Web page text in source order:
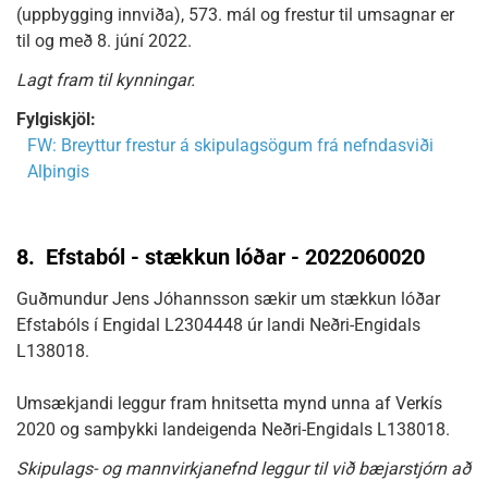
(uppbygging innviða), 573. mál og frestur til umsagnar er
til og með 8. júní 2022.
Lagt fram til kynningar.
Fylgiskjöl:
FW: Breyttur frestur á skipulagsögum frá nefndasviði
Alþingis
8. Efstaból - stækkun lóðar - 2022060020
Guðmundur Jens Jóhannsson sækir um stækkun lóðar
Efstabóls í Engidal L2304448 úr landi Neðri-Engidals
L138018.
Umsækjandi leggur fram hnitsetta mynd unna af Verkís
2020 og samþykki landeigenda Neðri-Engidals L138018.
Skipulags- og mannvirkjanefnd leggur til við bæjarstjórn að